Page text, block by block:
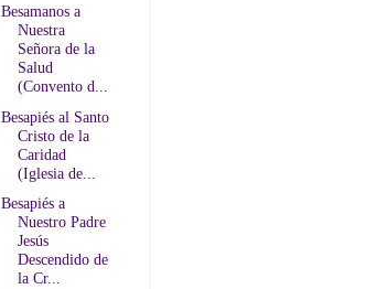
Besamanos a
Nuestra
Señora de la
Salud
(Convento d...
Besapiés al Santo
Cristo de la
Caridad
(Iglesia de...
Besapiés a
Nuestro Padre
Jesús
Descendido de
la Cr...